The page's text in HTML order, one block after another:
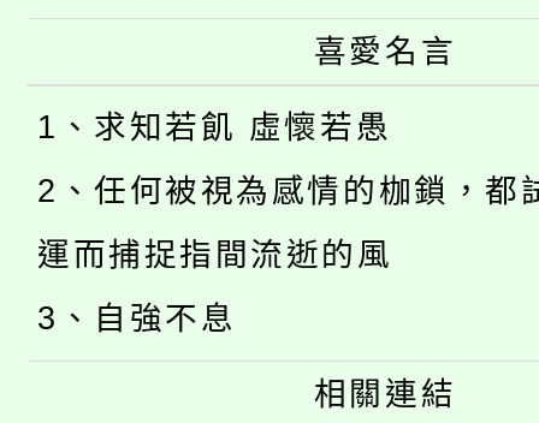
喜愛名言
1、求知若飢 虛懷若愚
2、任何被視為感情的枷鎖，都
運而捕捉指間流逝的風
3、自強不息
相關連結